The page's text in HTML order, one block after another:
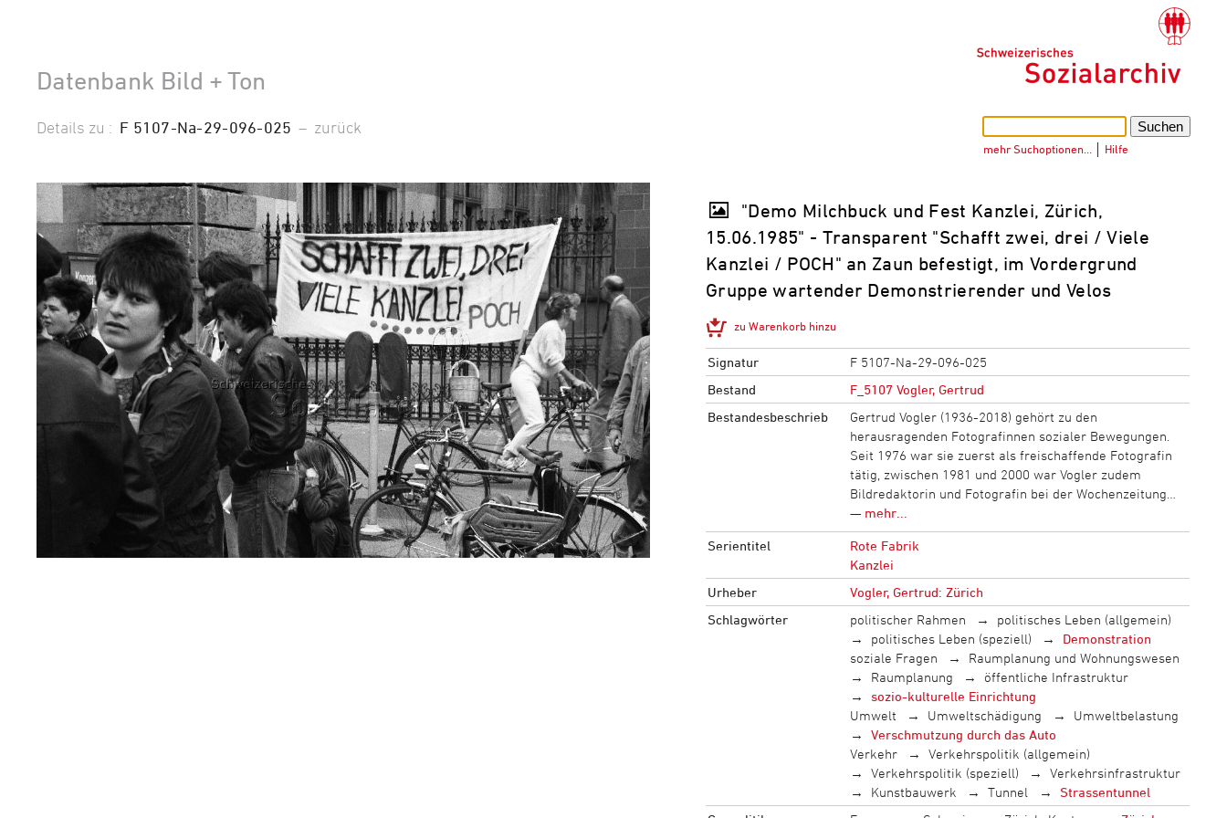
Datenbank Bild + Ton
mehr Suchoptionen… Hilfe
Details zu : F 5107-Na-29-096-025 – zurück
"Demo Milchbuck und Fest Kanzlei, Zürich,
15.06.1985" - Transparent "Schafft zwei, drei / Viele
Kanzlei / POCH" an Zaun befestigt, im Vordergrund
Gruppe wartender Demonstrierender und Velos
zu Warenkorb hinzu
Signatur
F 5107-Na-29-096-025
Bestand
F_5107 Vogler, Gertrud
Bestandesbeschrieb
Gertrud Vogler (1936-2018) gehört zu den
herausragenden Fotografinnen sozialer Bewegungen.
Seit 1976 war sie zuerst als freischaffende Fotografin
tätig, zwischen 1981 und 2000 war Vogler zudem
Bildredaktorin und Fotografin bei der Wochenzeitung…
— mehr...
Serientitel
Rote Fabrik
Kanzlei
Urheber
Vogler, Gertrud: Zürich
Schlagwörter
politischer Rahmen
politisches Leben (allgemein)
politisches Leben (speziell)
Demonstration
soziale Fragen
Raumplanung und Wohnungswesen
Raumplanung
öffentliche Infrastruktur
sozio-kulturelle Einrichtung
Umwelt
Umweltschädigung
Umweltbelastung
Verschmutzung durch das Auto
Verkehr
Verkehrspolitik (allgemein)
Verkehrspolitik (speziell)
Verkehrsinfrastruktur
Kunstbauwerk
Tunnel
Strassentunnel